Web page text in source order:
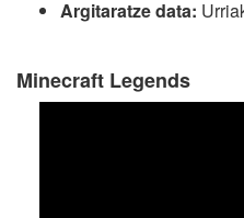
Argitaratze data:
Minecraft Legends